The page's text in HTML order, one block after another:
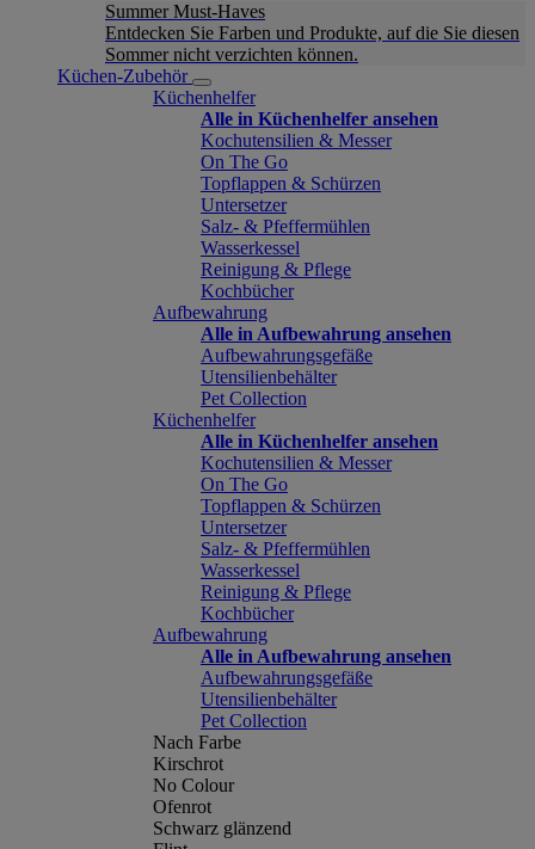
Summer Must-Haves
Entdecken Sie Farben und Produkte, auf die Sie diesen
Sommer nicht verzichten können.
Küchen-Zubehör
Küchenhelfer
Alle in Küchenhelfer ansehen
Kochutensilien & Messer
On The Go
Topflappen & Schürzen
Untersetzer
Salz- & Pfeffermühlen
Wasserkessel
Reinigung & Pflege
Kochbücher
Aufbewahrung
Alle in Aufbewahrung ansehen
Aufbewahrungsgefäße
Utensilienbehälter
Pet Collection
Küchenhelfer
Alle in Küchenhelfer ansehen
Kochutensilien & Messer
On The Go
Topflappen & Schürzen
Untersetzer
Salz- & Pfeffermühlen
Wasserkessel
Reinigung & Pflege
Kochbücher
Aufbewahrung
Alle in Aufbewahrung ansehen
Aufbewahrungsgefäße
Utensilienbehälter
Pet Collection
Nach Farbe
Kirschrot
No Colour
Ofenrot
Schwarz glänzend